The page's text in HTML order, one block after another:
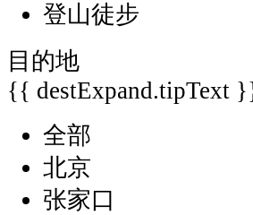
登山徒步
目的地
{{ destExpand.tipText
全部
北京
张家口